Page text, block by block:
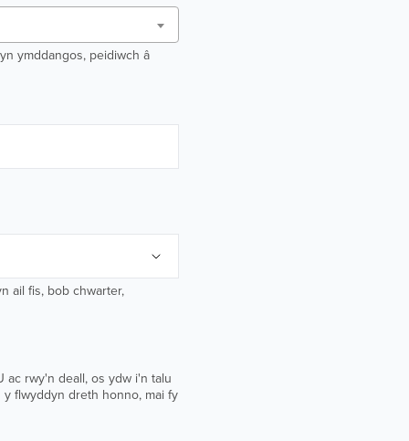
ymddangos, peidiwch â
ail fis, bob chwarter,
rwy'n deall, os ydw i'n talu
flwyddyn dreth honno, mai fy